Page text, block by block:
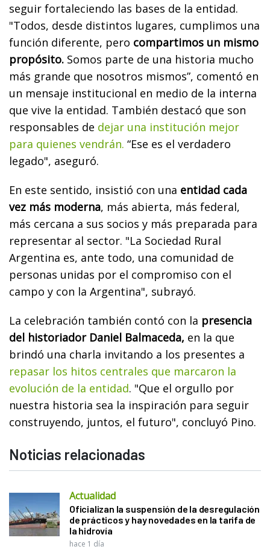
seguir fortaleciendo las bases de la entidad.
"Todos, desde distintos lugares, cumplimos una
función diferente, pero compartimos un mismo
propósito. Somos parte de una historia mucho
más grande que nosotros mismos”, comentó en
un mensaje institucional en medio de la interna
que vive la entidad. También destacó que son
responsables de dejar una institución mejor
para quienes vendrán. “Ese es el verdadero
legado", aseguró.
En este sentido, insistió con una entidad cada
vez más moderna, más abierta, más federal,
más cercana a sus socios y más preparada para
representar al sector. "La Sociedad Rural
Argentina es, ante todo, una comunidad de
personas unidas por el compromiso con el
campo y con la Argentina", subrayó.
La celebración también contó con la presencia
del historiador Daniel Balmaceda, en la que
brindó una charla invitando a los presentes a
repasar los hitos centrales que marcaron la
evolución de la entidad. "Que el orgullo por
nuestra historia sea la inspiración para seguir
construyendo, juntos, el futuro", concluyó Pino.
Noticias relacionadas
Actualidad
Oficializan la suspensión de la desregulación
de prácticos y hay novedades en la tarifa de
la hidrovía
hace 1 día